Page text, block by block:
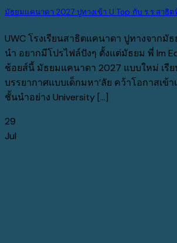
มัธยมแคนาดา 2027 ปูทางเข้า U Top กับ ร.ร.สาธิ
UWC โรงเรียนสาธิตแคนาดา ปูทางจาก
นำ อยากมีโปรไฟล์ปังๆ ตั้งแต่มัธยม พี่ Im
ช้อยส์นี้ มัธยมแคนาดา 2027 แบบใหม่ เรี
บรรยากาศแบบเด็กมหา’ลัย คว้าโอกาสเข้
ชั้นนำอย่าง University [...]
29
Jul